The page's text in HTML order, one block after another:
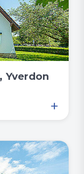
Yverdon
+